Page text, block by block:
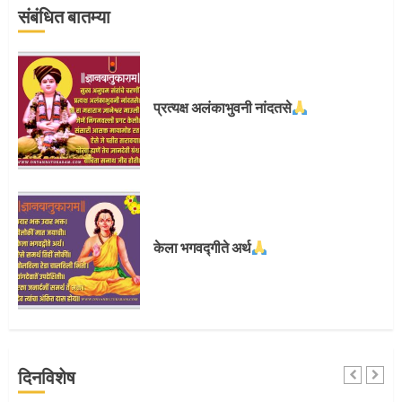
संबंधित बातम्या
प्रत्यक्ष अलंकाभुवनी नांदतसे
केला भगवद्गीते अर्थ
दिनविशेष
3
4